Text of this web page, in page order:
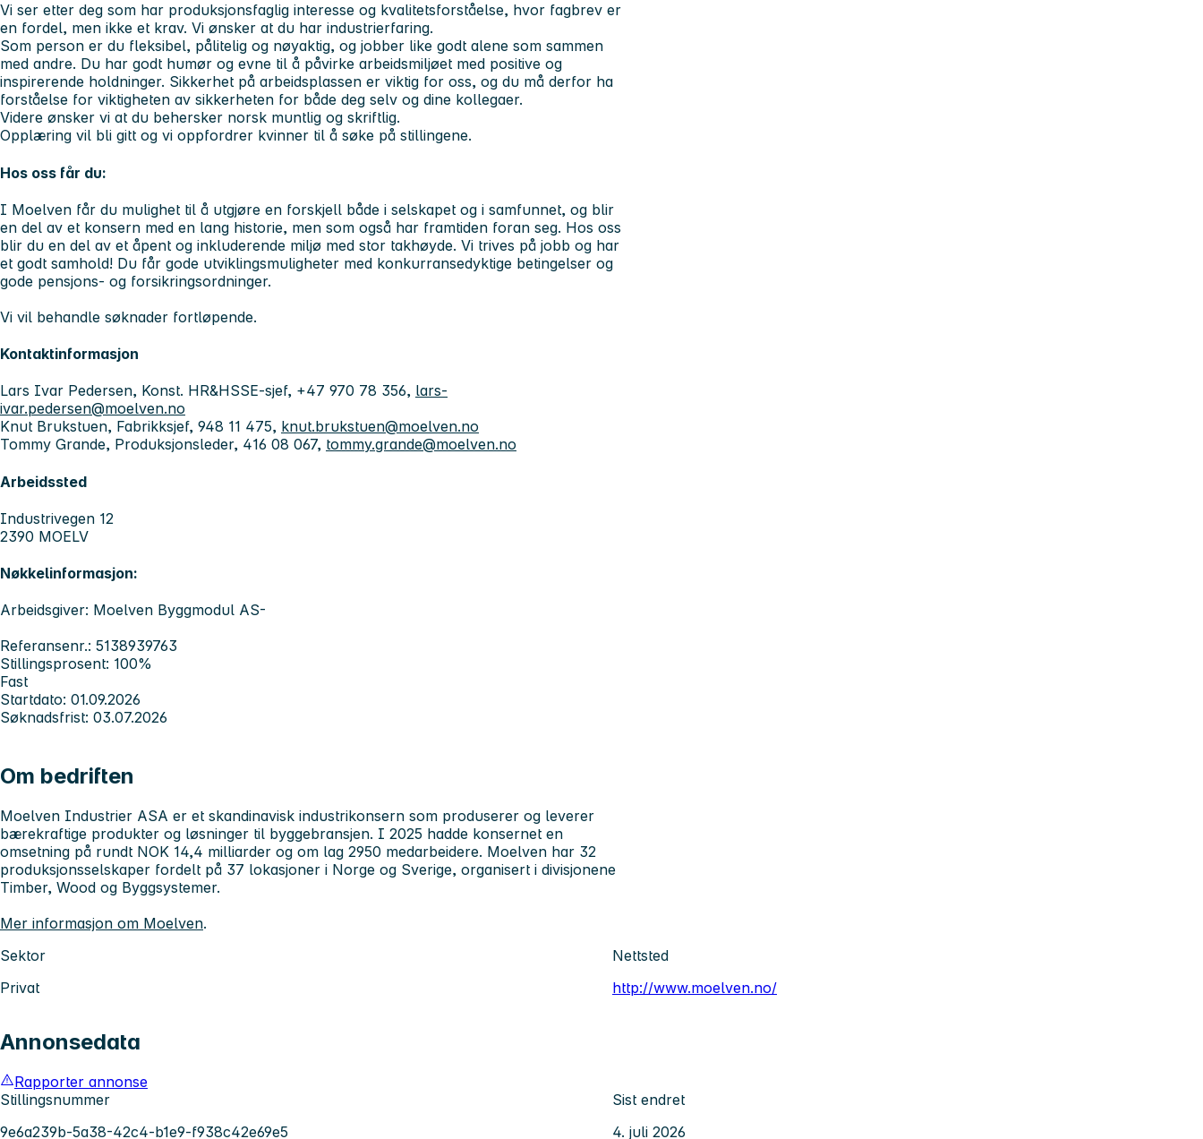
Vi ser etter deg som har produksjonsfaglig interesse og kvalitetsforståelse, hvor fagbrev er
en fordel, men ikke et krav. Vi ønsker at du har industrierfaring.
Som person er du fleksibel, pålitelig og nøyaktig, og jobber like godt alene som sammen
med andre. Du har godt humør og evne til å påvirke arbeidsmiljøet med positive og
inspirerende holdninger. Sikkerhet på arbeidsplassen er viktig for oss, og du må derfor ha
forståelse for viktigheten av sikkerheten for både deg selv og dine kollegaer.
Videre ønsker vi at du behersker norsk muntlig og skriftlig.
Opplæring vil bli gitt og vi oppfordrer kvinner til å søke på stillingene.
Hos oss får du:
I Moelven får du mulighet til å utgjøre en forskjell både i selskapet og i samfunnet, og blir
en del av et konsern med en lang historie, men som også har framtiden foran seg. Hos oss
blir du en del av et åpent og inkluderende miljø med stor takhøyde. Vi trives på jobb og har
et godt samhold! Du får gode utviklingsmuligheter med konkurransedyktige betingelser og
gode pensjons- og forsikringsordninger.
Vi vil behandle søknader fortløpende.
Kontaktinformasjon
Lars Ivar Pedersen, Konst. HR&HSSE-sjef, +47 970 78 356, lars-
ivar.pedersen@moelven.no
Knut Brukstuen, Fabrikksjef, 948 11 475, knut.brukstuen@moelven.no
Tommy Grande, Produksjonsleder, 416 08 067, tommy.grande@moelven.no
Arbeidssted
Industrivegen 12
2390 MOELV
Nøkkelinformasjon:
Arbeidsgiver: Moelven Byggmodul AS-
Referansenr.: 5138939763
Stillingsprosent: 100%
Fast
Startdato: 01.09.2026
Søknadsfrist: 03.07.2026
Om bedriften
Moelven Industrier ASA er et skandinavisk industrikonsern som produserer og leverer
bærekraftige produkter og løsninger til byggebransjen. I 2025 hadde konsernet en
omsetning på rundt NOK 14,4 milliarder og om lag 2950 medarbeidere. Moelven har 32
produksjonsselskaper fordelt på 37 lokasjoner i Norge og Sverige, organisert i divisjonene
Timber, Wood og Byggsystemer.
Mer informasjon om Moelven.
Sektor
Privat
Nettsted
http://www.moelven.no/
Annonsedata
Rapporter annonse
Stillingsnummer
9e6a239b-5a38-42c4-b1e9-f938c42e69e5
Sist endret
4. juli 2026